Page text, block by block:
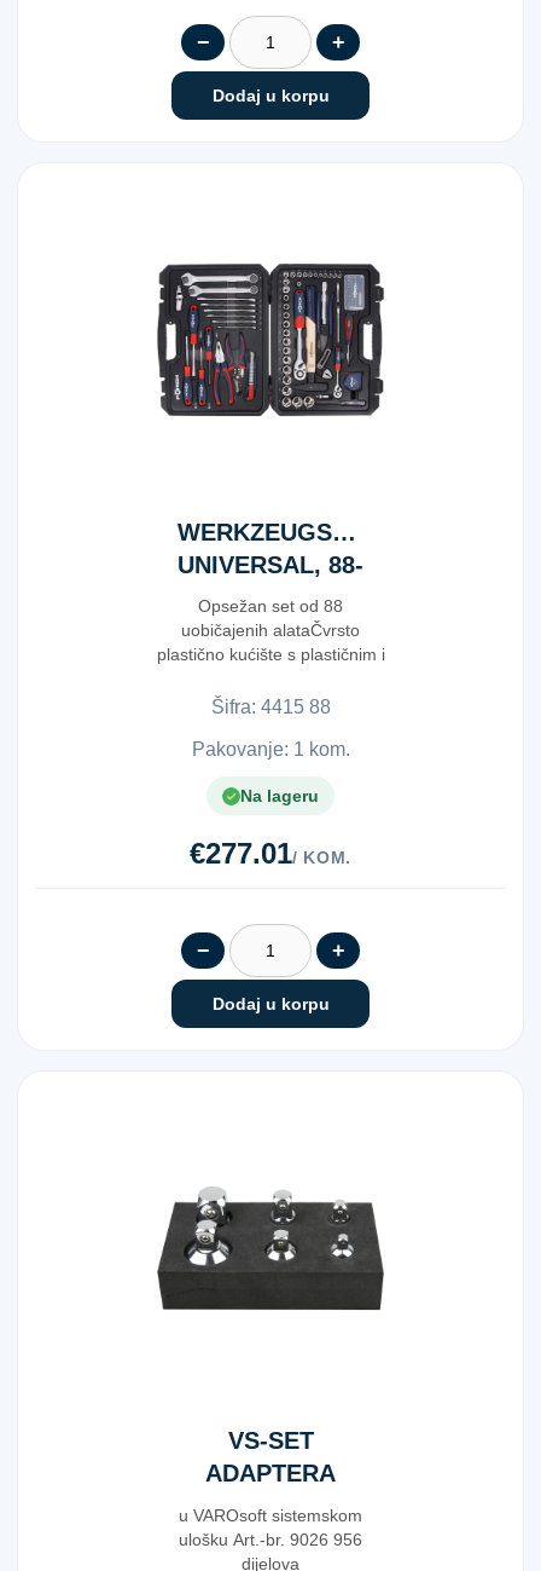
− +
Dodaj u korpu
WERKZEUGSATZ
UNIVERSAL, 88-
TLG
Opsežan set od 88
uobičajenih alataČvrsto
plastično kućište s plastičnim i
Šifra: 4​4​1​5​ ​8​8​
Pakovanje: 1 kom.
Na lageru
€277.01/ KOM.
− +
Dodaj u korpu
VS-SET
ADAPTERA
UVEĆ./REDUC.
u VAROsoft sistemskom
ulošku Art.-br. 9026 956
dijelova